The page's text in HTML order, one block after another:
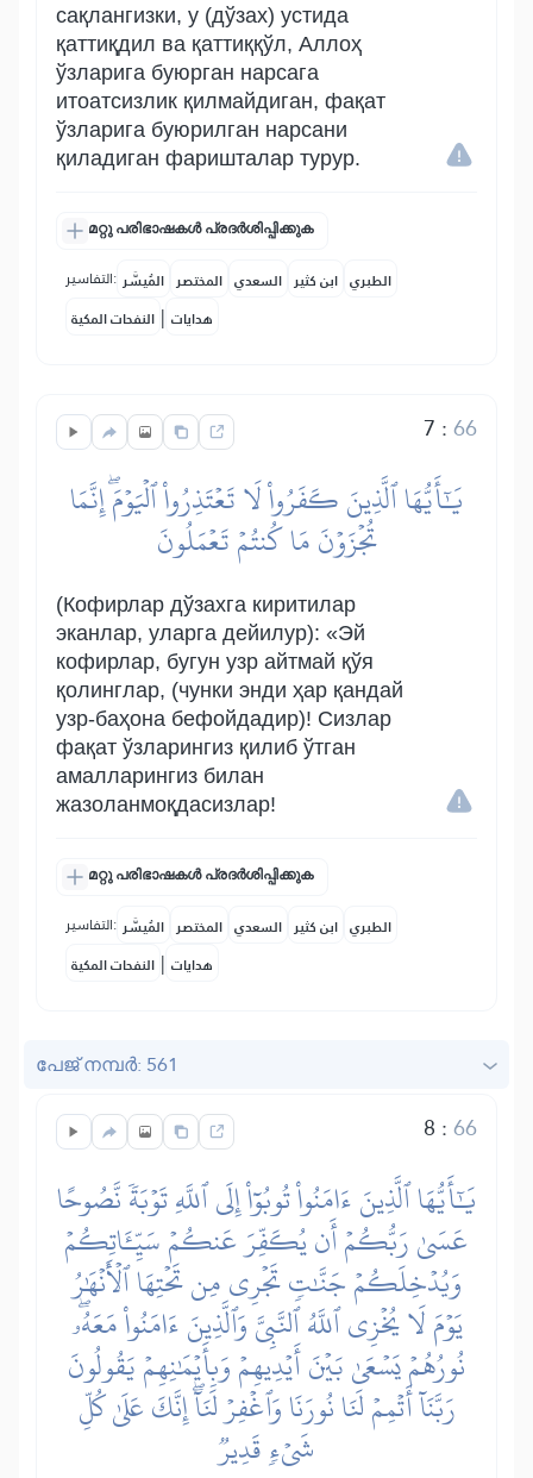
сақлангизки, у (дўзах) устида
қаттиқдил ва қаттиққўл, Аллоҳ
ўзларига буюрган нарсага
итоатсизлик қилмайдиган, фақат
ўзларига буюрилган нарсани
қиладиган фаришталар турур.
മറ്റു പരിഭാഷകൾ പ്രദർശിപ്പിക്കുക
التفاسير: المُيسَّر المختصر السعدي ابن كثير الطبري
النفحات المكية | هدايات
7 :66
يَٰٓأَيُّهَا ٱلَّذِينَ كَفَرُواْ لَا تَعۡتَذِرُواْ ٱلۡيَوۡمَۖ إِنَّمَا
تُجۡزَوۡنَ مَا كُنتُمۡ تَعۡمَلُونَ
(Кофирлар дўзахга киритилар
эканлар, уларга дейилур): «Эй
кофирлар, бугун узр айтмай қўя
қолинглар, (чунки энди ҳар қандай
узр-баҳона бефойдадир)! Сизлар
фақат ўзларингиз қилиб ўтган
амалларингиз билан
жазоланмоқдасизлар!
മറ്റു പരിഭാഷകൾ പ്രദർശിപ്പിക്കുക
التفاسير: المُيسَّر المختصر السعدي ابن كثير الطبري
النفحات المكية | هدايات
പേജ് നമ്പർ: 561
8 :66
يَٰٓأَيُّهَا ٱلَّذِينَ ءَامَنُواْ تُوبُوٓاْ إِلَى ٱللَّهِ تَوۡبَةٗ نَّصُوحًا
عَسَىٰ رَبُّكُمۡ أَن يُكَفِّرَ عَنكُمۡ سَيِّـَٔاتِكُمۡ
وَيُدۡخِلَكُمۡ جَنَّٰتٖ تَجۡرِي مِن تَحۡتِهَا ٱلۡأَنۡهَٰرُ
يَوۡمَ لَا يُخۡزِي ٱللَّهُ ٱلنَّبِيَّ وَٱلَّذِينَ ءَامَنُواْ مَعَهُۥۖ
نُورُهُمۡ يَسۡعَىٰ بَيۡنَ أَيۡدِيهِمۡ وَبِأَيۡمَٰنِهِمۡ يَقُولُونَ
رَبَّنَآ أَتۡمِمۡ لَنَا نُورَنَا وَٱغۡفِرۡ لَنَآۖ إِنَّكَ عَلَىٰ كُلِّ
شَيۡءٖ قَدِيرٞ